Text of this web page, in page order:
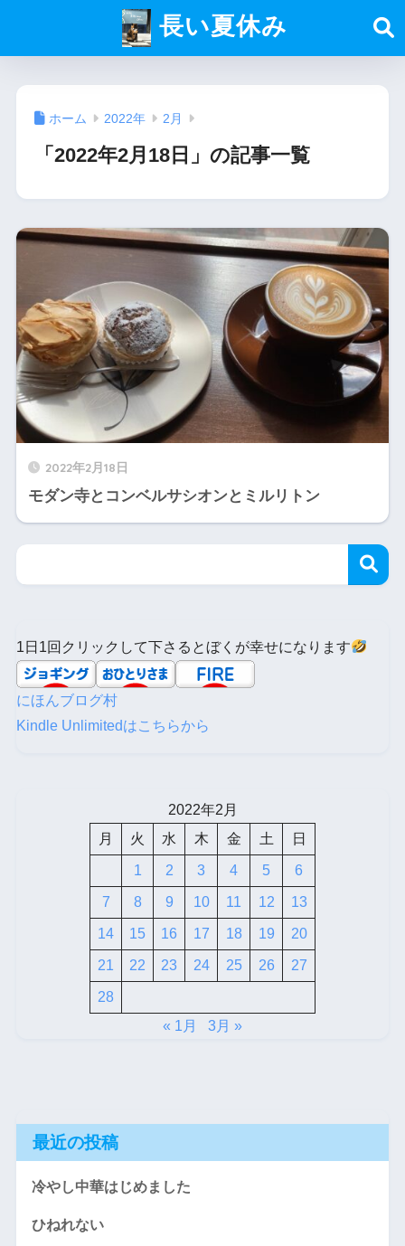
長い夏休み
ホーム 2022年 2月
「2022年2月18日」の記事一覧
2022年2月18日
モダン寺とコンベルサシオンとミルリトン
1日1回クリックして下さるとぼくが幸せになります
にほんブログ村
Kindle Unlimitedはこちらから
2022年2月
月
火 水 木 金 土 日
1 2 3 4 5 6
7 8 9 10 11 12 13
14 15 16 17 18 19 20
21 22 23 24 25 26 27
28
« 1月
3月 »
最近の投稿
冷やし中華はじめました
ひねれない